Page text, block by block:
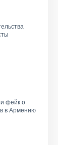
фейк о
в Армению